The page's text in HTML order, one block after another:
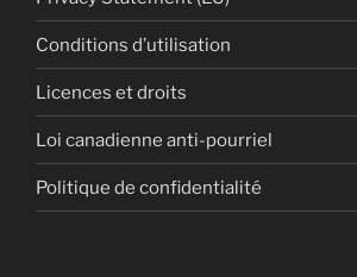
Conditions d’utilisation
Licences et droits
Loi canadienne anti-pourriel
Politique de confidentialité